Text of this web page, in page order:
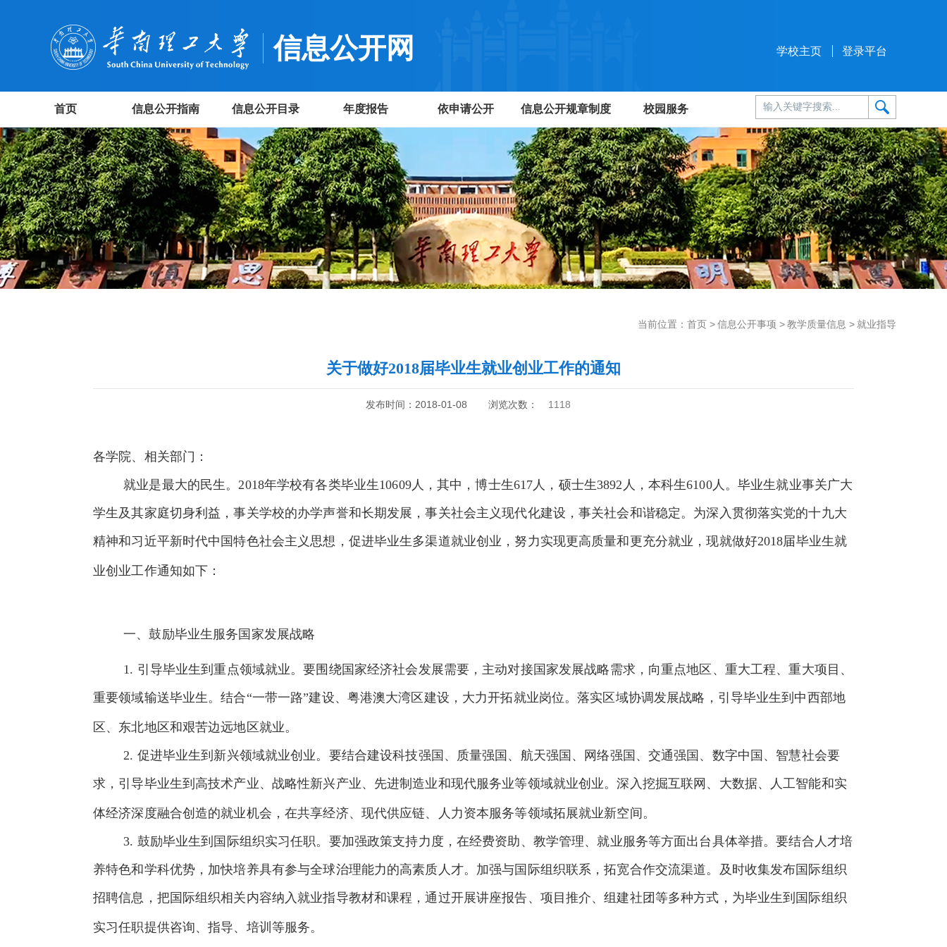
信息公开网 学校主页 登录平台
首页 信息公开指南 信息公开目录 年度报告 依申请公开 信息公开规章制度 校园服务
当前位置： 首页 > 信息公开事项 > 教学质量信息 > 就业指导
关于做好2018届毕业生就业创业工作的通知
发布时间：2018-01-08 浏览次数： 1118
各学院、相关部门：
就业是最大的民生。2018年学校有各类毕业生10609人，其中，博士生617人，硕士生3892 人，本科生6100人。毕业生就业事关广大
学生及其家庭切身利益，事关学校的办学声誉和长期发展，事关社会主义现代化建设，事关社会和谐稳定。为深入贯彻落实党的十九大
精神和习近平新时代中国特色社会主义思想，促进毕业生多渠道就业创业，努力实现更高质量和更充分就业，现就做好2018届毕业生就
业创业工作通知如下：
一、鼓励毕业生服务国家发展战略
1. 引导毕业生到重点领域就业。要围绕国家经济社会发展需要，主动对接国家发展战略需求，向重点地区、重大工程、重大项目、
重要领域输送毕业生。结合“一带一路”建设、粤港澳大湾区建设，大力开拓就业岗位。落实区域协调发展战略，引导毕业生到中西部地
区、东北地区和艰苦边远地区就业。
2. 促进毕业生到新兴领域就业创业。要结合建设科技强国、质量强国、航天强国、网络强国、交通强国、数字中国、智慧社会要
求，引导毕业生到高技术产业、战略性新兴产业、先进制造业和现代服务业等领域就业创业。深入挖掘互联网、大数据、人工智能和实
体经济深度融合创造的就业机会，在共享经济、现代供应链、人力资本服务等领域拓展就业新空间。
3. 鼓励毕业生到国际组织实习任职。要加强政策支持力度，在经费资助、教学管理、就业服务等方面出台具体举措。要结合人才培
养特色和学科优势，加快培养具有参与全球治理能力的高素质人才。加强与国际组织联系，拓宽合作交流渠道。及时收集发布国际组织
招聘信息，把国际组织相关内容纳入就业指导教材和课程，通过开展讲座报告、项目推介、组建社团等多种方式，为毕业生到国际组织
实习任职提供咨询、指导、培训等服务。